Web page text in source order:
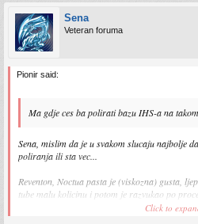
Sena
Veteran foruma
Pionir said:
Ma gdje ces ba polirati bazu IHS-a na
Sena, mislim da je u svakom slucaju najbolje
poliranja ili sta vec...
Reventon, Noctua pasta je (viskozna) gusta,
tube malu kolicinu i potom je razvukao po
tackice sam stavio manje nego na videu... ali
Click to